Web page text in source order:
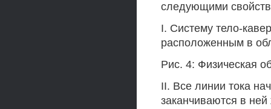
следующими
I. Систему тело-
расположенным в
Рис. 4: Физическая
II. Все линии тока
заканчиваются в